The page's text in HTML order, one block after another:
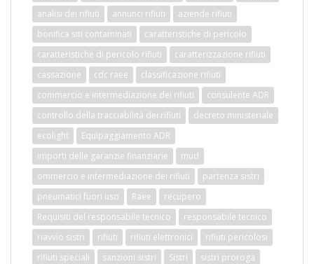
analisi dei rifiuti
annunci rifiuti
aziende rifiuti
bonifica siti contaminati
caratteristiche di pericolo
caratteristiche di pericolo rifiuti
caratterizzazione rifiuti
cassazione
cdc raee
classificazione rifiuti
commercio e intermediazione dei rifiuti
consulente ADR
controllo della tracciabilità dei rifiuti
decreto ministeriale
ecolight
Equipaggiamento ADR
importi delle garanzie finanziarie
mud
ommercio e intermediazione dei rifiuti
partenza sistri
pneumatici fuori uso
Raee
recupero
Requisiti del responsabile tecnico
responsabile tecnico
riavvio sistri
rifiuti rifiuti elettronici
rifiuti pericolosi
rifiuti speciali
sanzioni sistri Sistri
sistri proroga